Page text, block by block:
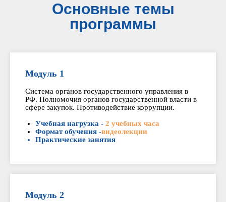
Основные темы
программы
Модуль 1
Система органов государственного управления в
РФ. Полномочия органов государственной власти в
сфере закупок. Противодействие коррупции.
Учебная нагрузка - 2 учебных часа
Формат обучения -видеолекции
Практические занятия
Модуль 2